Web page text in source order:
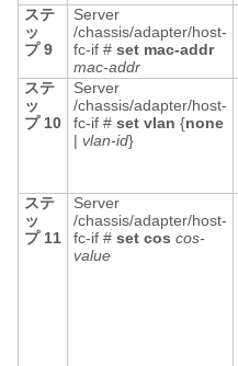
ステ
ッ
プ 9
Server
/chassis/adapter/host-
fc-if # set mac-addr
mac-addr
ステ
ッ
プ 10
Server
/chassis/adapter/host-
fc-if # set vlan {none
| vlan-id}
ステ
ッ
プ 11
Server
/chassis/adapter/host-
fc-if # set cos cos-
value